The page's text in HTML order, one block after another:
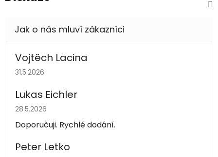
Vojtěch Lacina
Hodnocení obchodu je 5 z 5 hvězdiček.
31.5.2026
Lukas Eichler
Hodnocení obchodu je 5 z 5 hvězdiček.
28.5.2026
Doporučuji. Rychlé dodání.
Peter Letko